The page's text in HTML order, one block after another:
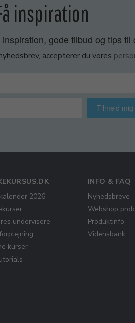
inspiration
gode tilbud og tips
accepterer du vores
Tilmeld mig
2026
undervisere
kurser
INFO & FAQ
Nyhedsbreve
Webshop
Produktinfo
Vidensbank